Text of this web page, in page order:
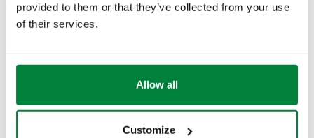
provided to them or that they’ve collected from your use
of their services.
Allow all
Customize
Texte de présentation Afficher Copier
individuelles. Pour la série 359.
SCIP code
96a6e147-495e-4b76-8ac8-
Afficher